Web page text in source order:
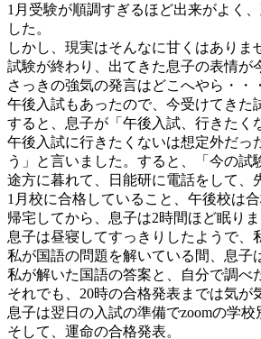
1月受験が順調すぎるほど出来がよく
した。
しかし、現実はそんなに甘くはありま
試験が終わり、出てきた息子の表情が
さっきの強気の発言はどこへやら・・・
午後入試もあったので、今受けてきた
すると、息子が「午後入試、行きたく
午後入試に行きたくないは想定外だっ
う」と言いました。すると、「今の
途方に暮れて、日能研に電話をして、
1月校に合格していること、午後校は
帰宅してから、息子は2時間ほど眠りま
息子は昼寝してすっきりしたようで、
私が国語の問題を解いている間、息子
私が解いた国語の答案と、自分で調べ
それでも、20時の合格発表までは気が
息子は翌日の入試の準備でzoomの学
そして、運命の合格発表。